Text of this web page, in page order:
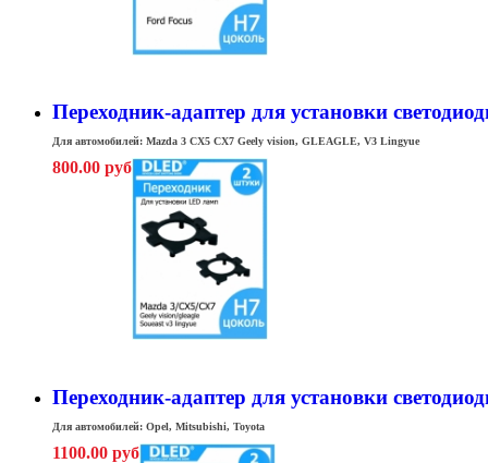
Переходник-адаптер для установки
Для автомобилей: Mazda 3 CX5 CX7 Geely vision, GLEAGLE, V3 Lingyue
800.00 руб
Переходник-адаптер для установки
Для автомобилей: Opel, Mitsubishi, Toyota
1100.00 руб